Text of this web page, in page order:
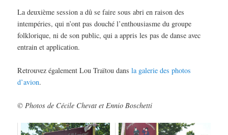
La deuxième session a dû se faire sous abri en raison des
intempéries, qui n’ont pas douché l’enthousiasme du groupe
folklorique, ni de son public, qui a appris les pas de danse avec
entrain et application.
Retrouvez également Lou Traïtou dansla galerie des photos
d’avion.
© Photos de Cécile Chevat et Ennio Boschetti